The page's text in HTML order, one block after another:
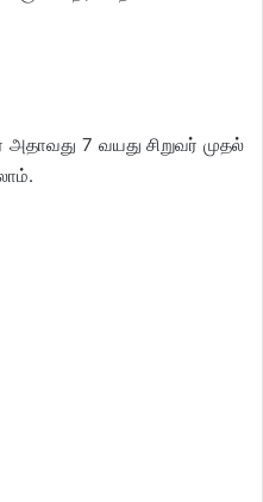
7 வயது சிறுவர் முதல்